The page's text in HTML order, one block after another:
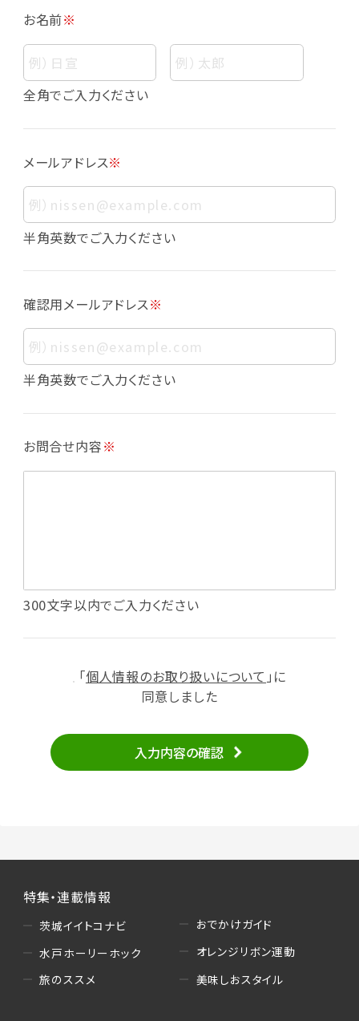
個人情報
個人情報とは、お客様個人に関する情報であっ
て、当該情報を構成する氏名、住所、電話番号、
す。また、その情報のみでは識別できない場合で
も、他の情報と容易に照合することで、結果的に
お客様個人を識別できるものも個人情報に含ま
れます。
個人情報の利用目的について
下の通りであり、これらの目的達成の範囲を超
えてお客様の個人情報を利用することはありま
せん。
・会員登録者の個人認証
・会員ポイントプログラムの運営
・メールマガジンの配信
・本サービスに関する規約等の変更の通知
・投稿したクチコミ情報、写真の本サービスへの
・メールマガジン、お知らせ、広告等の配信
（2）ユーザーからのお問い合わせへの対応
せの内容確認、返答
・当サービスの品質改善
・読者プレゼント、アンケート等、当サービスが実
施するキャンペーンの抽選、当選者への連絡及
び発送 ・ユーザーの趣向や属性情報等の分析
（5）広告主への問い合わせ・応募等への対応
お名前※
全角でご入力ください
メールアドレス※
半角英数でご入力ください
確認用メールアドレス※
半角英数でご入力ください
お問合せ内容※
300文字以内でご入力ください
「個人情報のお取り扱いについて 」に
同意しました
入力内容の確認
特集・連載情報
茨城イイトコナビ
水戸ホーリーホック
旅のススメ
おでかけガイド
オレンジリボン運動
美味しおスタイル